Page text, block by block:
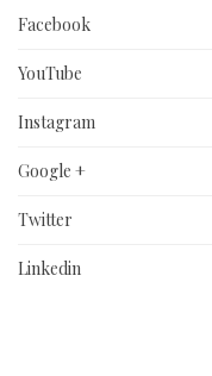
Facebook
YouTube
Instagram
Google +
Twitter
Linkedin